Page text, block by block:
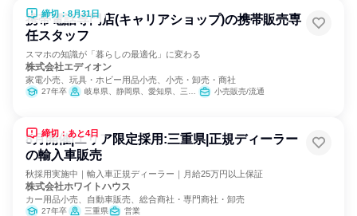
締切：8月31日
携帯電話専門店(キャリアショップ)の携帯販売専
任スタッフ
スマホの知識が「暮らしの最適化」に変わる
株式会社エディオン
家電小売、玩具・ホビー用品小売、小売・卸売・商社
27年卒 岐阜県、静岡県、愛知県、三重県 小売販売/流通
締切：あと4日
8月開催|エリア限定採用:三重県|正規ディーラー
の輸入車販売
秋採用実施中｜輸入車正規ディーラー｜月給25万円以上保証
株式会社ホワイトハウス
カー用品小売、自動車販売、総合商社・専門商社・卸売
27年卒 三重県 営業